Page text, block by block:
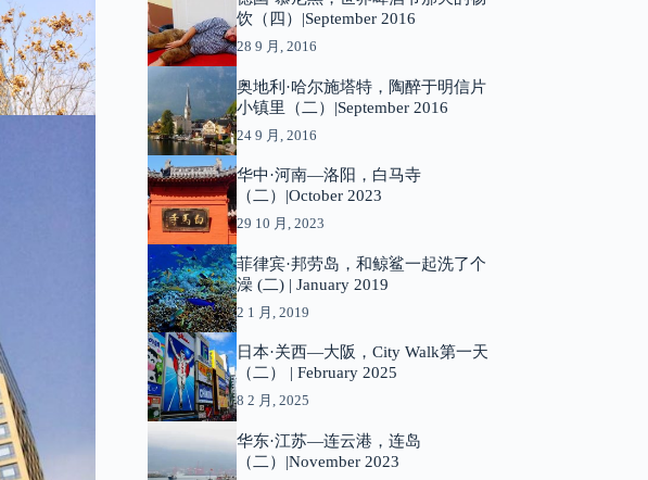
饮（四）|September 2016
28 9 月, 2016
奥地利·哈尔施塔特，陶醉于明信片
小镇里（二）|September 2016
24 9 月, 2016
华中·河南—洛阳，白马寺
（二）|October 2023
29 10 月, 2023
菲律宾·邦劳岛，和鲸鲨一起洗了个
澡 (二) | January 2019
2 1 月, 2019
日本·关西—大阪，City Walk第一天
（二） | February 2025
8 2 月, 2025
华东·江苏—连云港，连岛
（二）|November 2023